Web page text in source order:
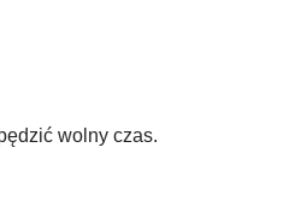
wolny czas.